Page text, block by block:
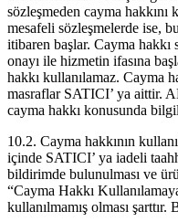
sözleşmeden cayma
mesafeli sözleşmelerde ise,
itibaren başlar. Cayma hakkı
onayı ile hizmetin ifasına
hakkı kullanılamaz. Cayma
masraflar SATICI’ ya aittir.
cayma hakkı konusunda
10.2. Cayma hakkının
içinde SATICI’ ya iadeli
bildirimde bulunulması ve
“Cayma Hakkı
kullanılmamış olması